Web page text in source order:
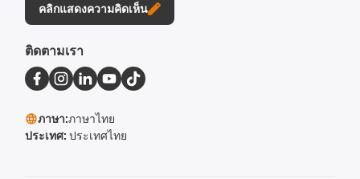
คลิกแสดงความคิดเห็น
ติดตามเรา
ภาษา:ภาษาไทย
ประเทศ: ประเทศไทย